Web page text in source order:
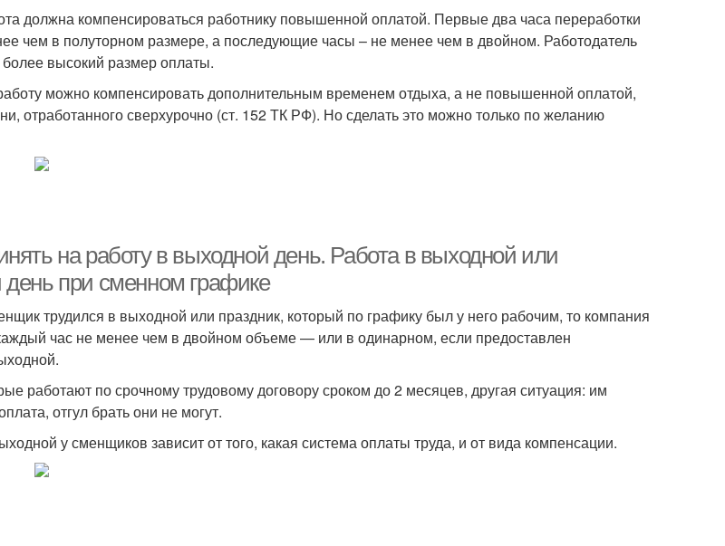
должна компенсироваться работнику повышенной оплатой. Первые два часа переработки
чем в полуторном размере, а последующие часы – не менее чем в двойном. Работодатель
более высокий размер оплаты.
можно компенсировать дополнительным временем отдыха, а не повышенной оплатой,
отработанного сверхурочно (ст. 152 ТК РФ). Но сделать это можно только по желанию
на работу в выходной день. Работа в выходной или
при сменном графике
трудился в выходной или праздник, который по графику был у него рабочим, то компания
час не менее чем в двойном объеме — или в одинарном, если предоставлен
работают по срочному трудовому договору сроком до 2 месяцев, другая ситуация: им
отгул брать они не могут.
у сменщиков зависит от того, какая система оплаты труда, и от вида компенсации.